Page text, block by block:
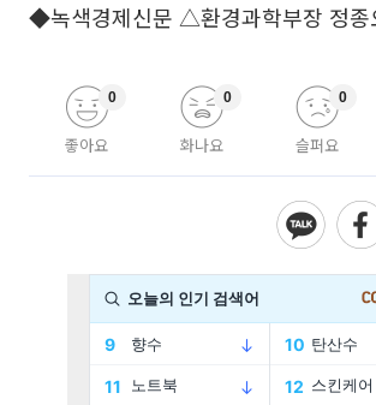
◆녹색경제신문 △환경과학부장 정종
좋아요
0
화나요
0
슬퍼요
0